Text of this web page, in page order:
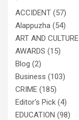
ACCIDENT (57)
Alappuzha (54)
ART AND CULTURE
AWARDS (15)
Blog (2)
Business (103)
CRIME (185)
Editor's Pick (4)
EDUCATION (98)